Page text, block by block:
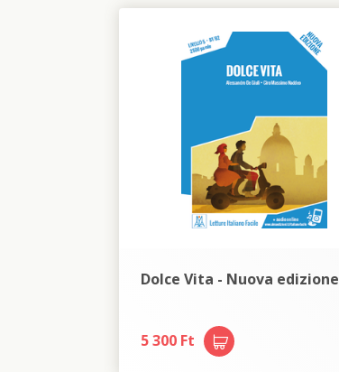
Dolce Vita - Nuova edizione
5 300 Ft